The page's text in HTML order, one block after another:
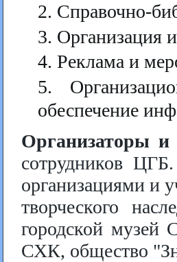
Справочно-
Организация
Реклама и
обеспечение
Организаторы и
сотрудников
организациями и
творческого
городской музей
СХК, общество